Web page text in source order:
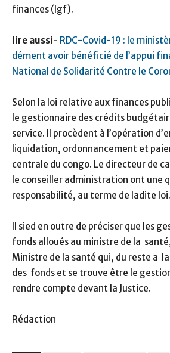
finances (Igf).
lire aussi- RDC-Covid-19 : le
dément avoir bénéficié de l’appui
National de Solidarité Contre le
Selon la loi relative aux finances
le gestionnaire des crédits
service. Il procèdent à l’opération
liquidation, ordonnancement et
centrale du congo. Le directeur de
le conseiller administration ont une
responsabilité, au terme de ladite loi.
Il sied en outre de préciser que les
fonds alloués au ministre de la
Ministre de la santé qui, du reste a
des fonds et se trouve être le
rendre compte devant la Justice.
Rédaction